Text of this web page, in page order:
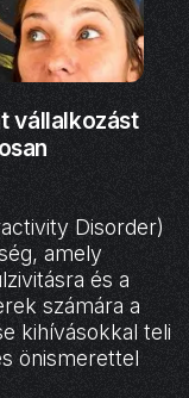
vállalkozást
Disorder)
amely
és a
számára a
kihívásokkal teli
önismerettel